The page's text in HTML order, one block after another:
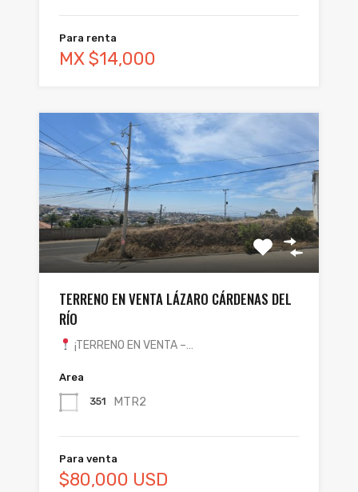
Para renta
MX $14,000
TERRENO EN VENTA LÁZARO CÁRDENAS DEL
RÍO
¡TERRENO EN VENTA –…
Area
351 MTR2
Para venta
$80,000 USD